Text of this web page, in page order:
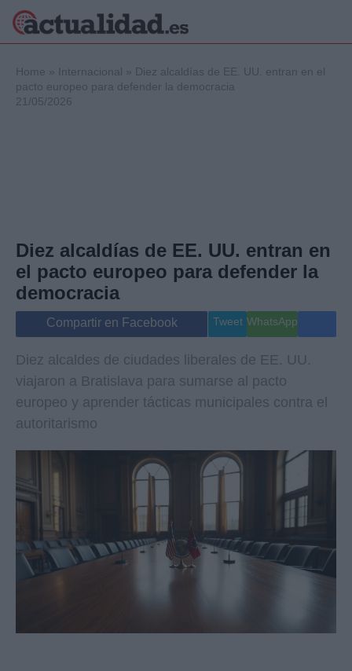
Internacional
Viajes
Gente
Musica
Home » Internacional » Diez alcaldías de EE. UU. entran en el
pacto europeo para defender la democracia
21/05/2026
Diez alcaldías de EE. UU. entran en
el pacto europeo para defender la
democracia
Compartir en Facebook Tweet WhatsApp
Diez alcaldes de ciudades liberales de EE. UU.
viajaron a Bratislava para sumarse al pacto
europeo y aprender tácticas municipales contra el
autoritarismo